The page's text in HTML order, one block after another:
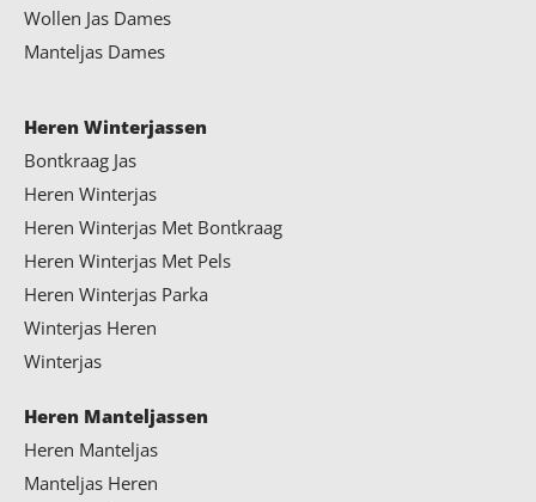
Wollen Jas Dames
Manteljas Dames
Heren Winterjassen
Bontkraag Jas
Heren Winterjas
Heren Winterjas Met Bontkraag
Heren Winterjas Met Pels
Heren Winterjas Parka
Winterjas Heren
Winterjas
Heren Manteljassen
Heren Manteljas
Manteljas Heren